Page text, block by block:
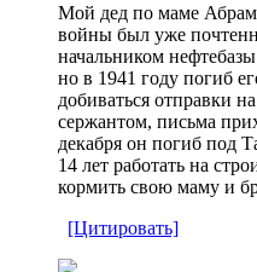
Мой дед по маме
войны был уже
начальником
но в 1941 году погиб
добиваться отправки
сержантом, письма
декабря он погиб под
14 лет работать на
кормить свою маму и
[Цитировать]